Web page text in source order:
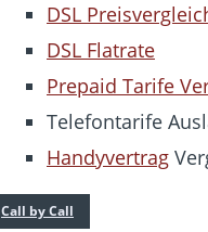
DSL
DSL Flatrate
Prepaid Tarife
Telefontarife
Handyvertrag
Call by Call